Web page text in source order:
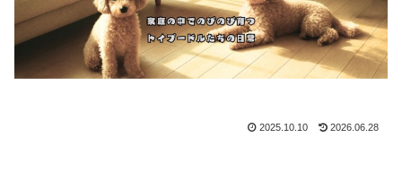
2025.10.10 2026.06.28